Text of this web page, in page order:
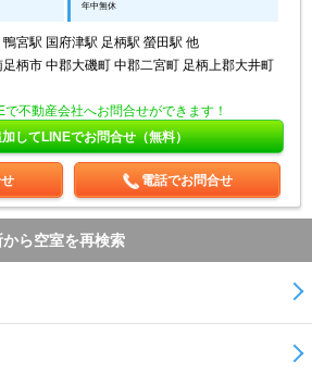
年中無休
鴨宮駅 国府津駅 足柄駅 螢田駅 他
足柄市 中郡大磯町 中郡二宮町 足柄上郡大井町
で不動産会社へお問合せができます！
してLINEでお問合せ（無料）
電話でお問合せ
ら空室を再検索